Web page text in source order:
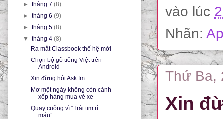
vào lúc
Nhãn:
Thứ Ba,
Xin
►tháng 7(8)
►tháng 6(9)
►tháng 5(8)
▼tháng 4(8)
Ra mắt Classbook thế hệ mới
Chọn bộ gõ tiếng Việt trên
Android
Xin đừng hỏi Ask.fm
Mơ một ngày không còn cảnh
xếp hàng mua vé xe
Quay cuồng vì “Trái tim rỉ
máu”